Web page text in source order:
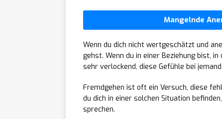
Mangelnde
Wenn du dich nicht wertgeschätzt und
gehst. Wenn du in einer Beziehung bist,
sehr verlockend, diese Gefühle bei
Fremdgehen ist oft ein Versuch, diese
du dich in einer solchen Situation
sprechen.